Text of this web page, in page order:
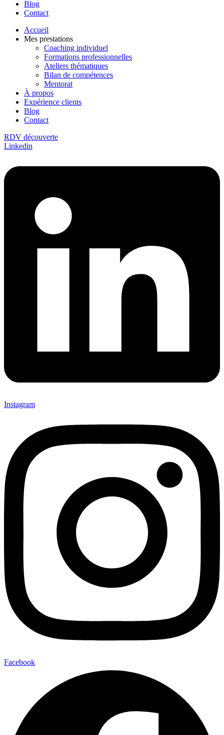
Blog
Contact
Accueil
Mes prestations
Coaching individuel
Formations professionnelles
Ateliers thématiques
Bilan de compétences
Mentorat
À propos
Expérience clients
Blog
Contact
RDV découverte
Linkedin
Instagram
Facebook